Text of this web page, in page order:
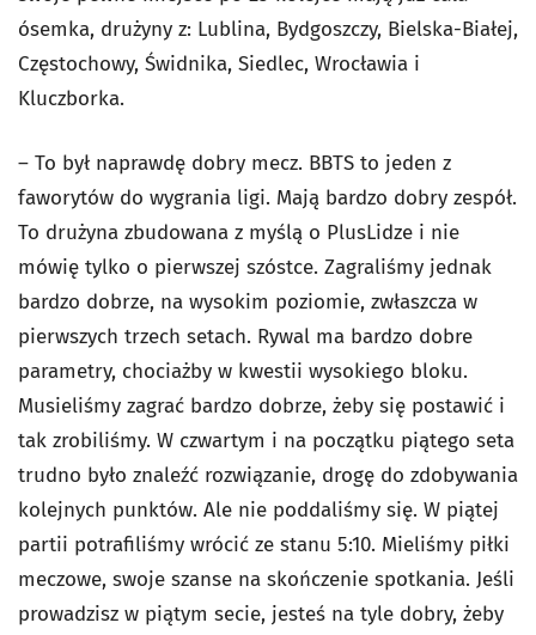
ósemka, drużyny z: Lublina, Bydgoszczy, Bielska-Białej,
Częstochowy, Świdnika, Siedlec, Wrocławia i
Kluczborka.
– To był naprawdę dobry mecz. BBTS to jeden z
faworytów do wygrania ligi. Mają bardzo dobry zespół.
To drużyna zbudowana z myślą o PlusLidze i nie
mówię tylko o pierwszej szóstce. Zagraliśmy jednak
bardzo dobrze, na wysokim poziomie, zwłaszcza w
pierwszych trzech setach. Rywal ma bardzo dobre
parametry, chociażby w kwestii wysokiego bloku.
Musieliśmy zagrać bardzo dobrze, żeby się postawić i
tak zrobiliśmy. W czwartym i na początku piątego seta
trudno było znaleźć rozwiązanie, drogę do zdobywania
kolejnych punktów. Ale nie poddaliśmy się. W piątej
partii potrafiliśmy wrócić ze stanu 5:10. Mieliśmy piłki
meczowe, swoje szanse na skończenie spotkania. Jeśli
prowadzisz w piątym secie, jesteś na tyle dobry, żeby